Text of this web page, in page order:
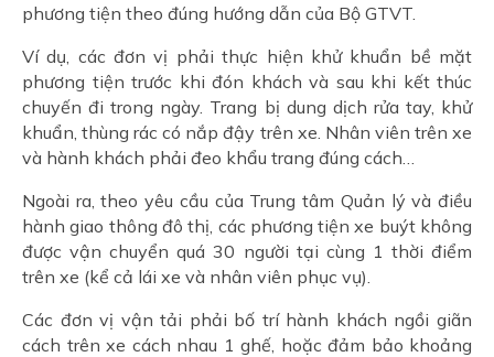
phương tiện theo đúng hướng dẫn của Bộ GTVT.
Ví dụ, các đơn vị phải thực hiện khử khuẩn bề mặt
phương tiện trước khi đón khách và sau khi kết thúc
chuyến đi trong ngày. Trang bị dung dịch rửa tay, khử
khuẩn, thùng rác có nắp đậy trên xe. Nhân viên trên xe
và hành khách phải đeo khẩu trang đúng cách…
Ngoài ra, theo yêu cầu của Trung tâm Quản lý và điều
hành giao thông đô thị, các phương tiện xe buýt không
được vận chuyển quá 30 người tại cùng 1 thời điểm
trên xe (kể cả lái xe và nhân viên phục vụ).
Các đơn vị vận tải phải bố trí hành khách ngồi giãn
cách trên xe cách nhau 1 ghế, hoặc đảm bảo khoảng